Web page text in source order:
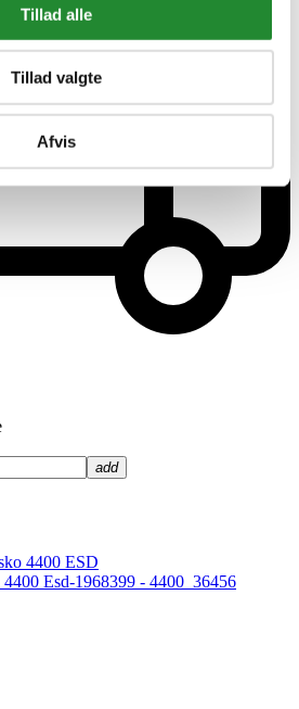
Tillad alle
Tillad valgte
Afvis
add